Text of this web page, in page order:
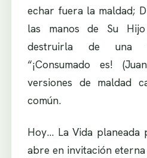
echar fuera la maldad;
las manos de Su
destruirla de una
“¡Consumado es!
versiones de maldad
común.
Hoy… La Vida planeada
abre en invitación